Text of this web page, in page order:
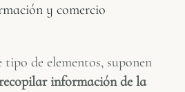
y comercio
tipo de elementos, suponen
información de la